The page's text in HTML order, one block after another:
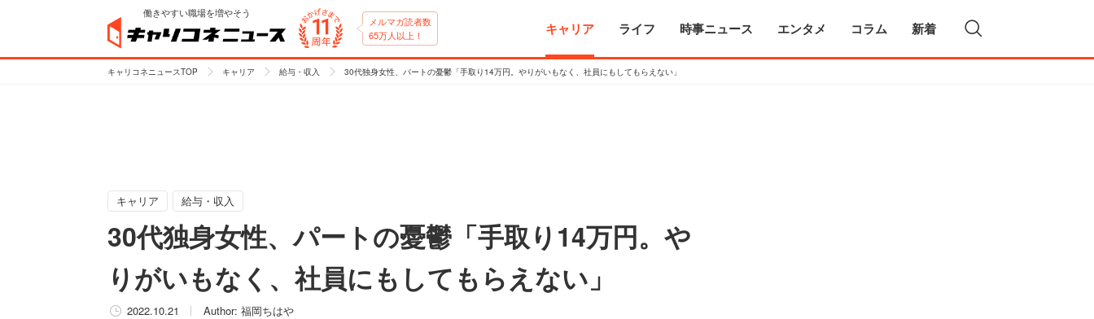
働きやすい職場を増やそう
メルマガ読者数
65万人以上！
キャリア ライフ 時事ニュース エンタメ コラム 新着
キャリコネニュースTOP キャリア 給与・収入 30代独身女性、パートの憂鬱「手取り14万円。やりがいもなく、社員にもしてもらえない」
キャリア 給与・収入
30代独身女性、パートの憂鬱「手取り14万円。や
りがいもなく、社員にもしてもらえない」
2022.10.21 Author: 福岡ちはや